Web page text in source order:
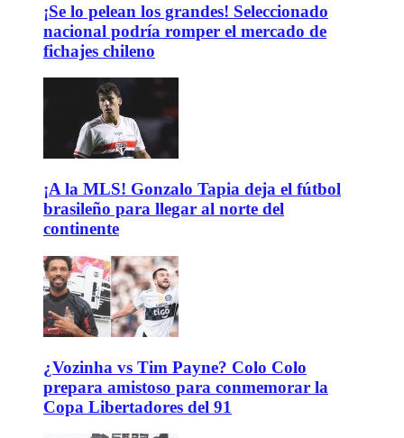
¡Se lo pelean los grandes! Seleccionado
nacional podría romper el mercado de
fichajes chileno
¡A la MLS! Gonzalo Tapia deja el fútbol
brasileño para llegar al norte del
continente
¿Vozinha vs Tim Payne? Colo Colo
prepara amistoso para conmemorar la
Copa Libertadores del 91